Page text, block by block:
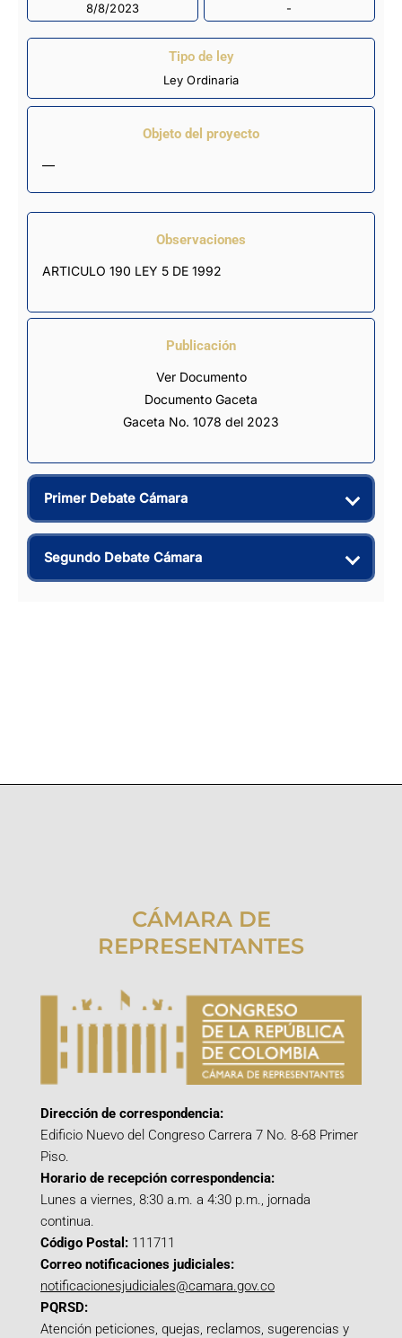
8/8/2023 -
Tipo de ley
Ley Ordinaria
Objeto del proyecto
—
Observaciones
ARTICULO 190 LEY 5 DE 1992
Publicación
Ver Documento
Documento Gaceta
Gaceta No. 1078 del 2023
Primer Debate Cámara
Segundo Debate Cámara
CÁMARA DE
REPRESENTANTES
Dirección de correspondencia:
Edificio Nuevo del Congreso Carrera 7 No. 8-68 Primer
Piso.
Horario de recepción correspondencia:
Lunes a viernes, 8:30 a.m. a 4:30 p.m., jornada
continua.
Código Postal: 111711
Correo notificaciones judiciales:
notificacionesjudiciales@camara.gov.co
PQRSD:
Atención peticiones, quejas, reclamos, sugerencias y